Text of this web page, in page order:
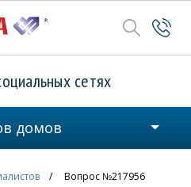
сетях
домов
Вопрос №217956